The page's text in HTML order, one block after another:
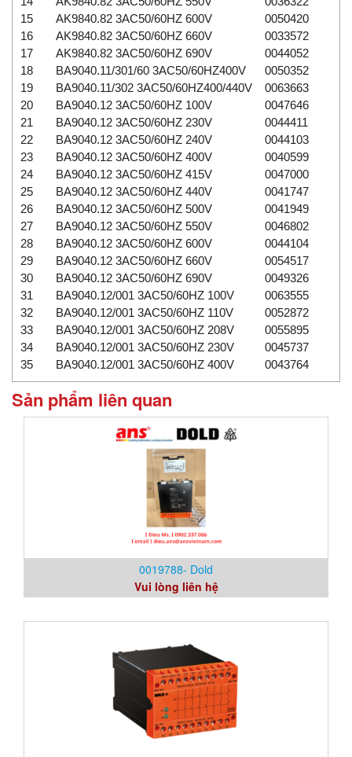
15
AK9840.82 3AC50/60HZ 600V
0050420
16
AK9840.82 3AC50/60HZ 660V
0033572
17
AK9840.82 3AC50/60HZ 690V
0044052
18
BA9040.11/301/60 3AC50/60HZ400V
0050352
19
BA9040.11/302 3AC50/60HZ400/440V
0063663
20
BA9040.12 3AC50/60HZ 100V
0047646
21
BA9040.12 3AC50/60HZ 230V
0044411
22
BA9040.12 3AC50/60HZ 240V
0044103
23
BA9040.12 3AC50/60HZ 400V
0040599
24
BA9040.12 3AC50/60HZ 415V
0047000
25
BA9040.12 3AC50/60HZ 440V
0041747
26
BA9040.12 3AC50/60HZ 500V
0041949
27
BA9040.12 3AC50/60HZ 550V
0046802
28
BA9040.12 3AC50/60HZ 600V
0044104
29
BA9040.12 3AC50/60HZ 660V
0054517
30
BA9040.12 3AC50/60HZ 690V
0049326
31
BA9040.12/001 3AC50/60HZ 100V
0063555
32
BA9040.12/001 3AC50/60HZ 110V
0052872
33
BA9040.12/001 3AC50/60HZ 208V
0055895
34
BA9040.12/001 3AC50/60HZ 230V
0045737
35
BA9040.12/001 3AC50/60HZ 400V 0043764
Sản phẩm liên quan
0019788- Dold
Vui lòng liên hệ